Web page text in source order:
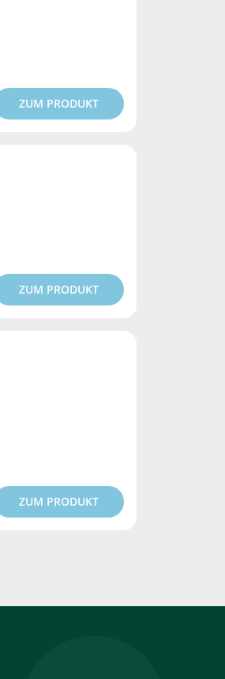
ZUM PRODUKT
ZUM PRODUKT
ZUM PRODUKT